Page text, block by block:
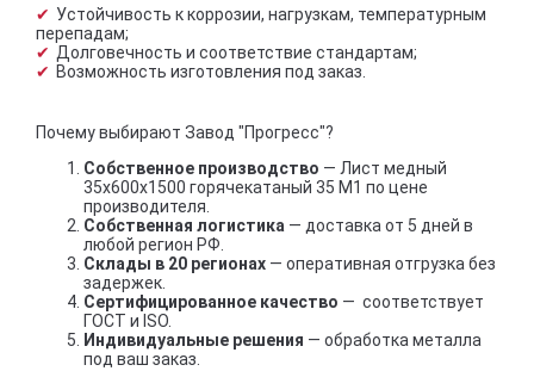
Устойчивость к коррозии, нагрузкам, температурным
перепадам;
Долговечность и соответствие стандартам;
Возможность изготовления под заказ.
Почему выбирают Завод "Прогресс"?
Собственное производство — Лист медный
35х600х1500 горячекатаный 35 М1 по цене
производителя.
Собственная логистика — доставка от 5 дней в
любой регион РФ.
Склады в 20 регионах — оперативная отгрузка без
задержек.
Сертифицированное качество — соответствует
ГОСТ и ISO.
Индивидуальные решения — обработка металла
под ваш заказ.